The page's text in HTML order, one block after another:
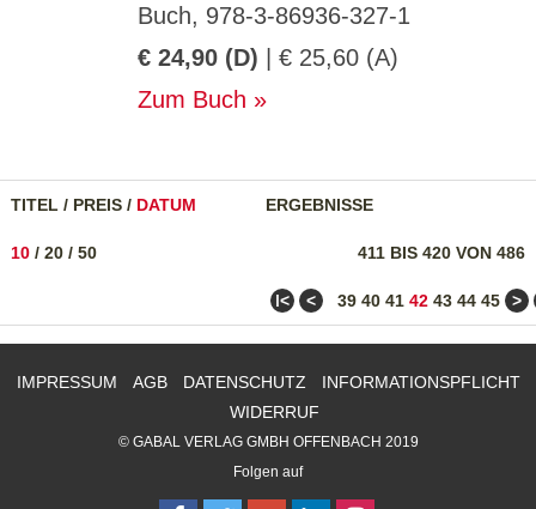
Buch, 978-3-86936-327-1
€ 24,90 (D) | € 25,60 (A)
Zum Buch
TITEL / PREIS / DATUM ERGEBNISSE
411 BIS 420 VON 486
10 / 20 / 50
ǀ< < 39 40 41 42 43 44 45 >
IMPRESSUM AGB DATENSCHUTZ
INFORMATIONSPFLICHT
WIDERRUF
© GABAL VERLAG GMBH OFFENBACH 2019
Folgen auf